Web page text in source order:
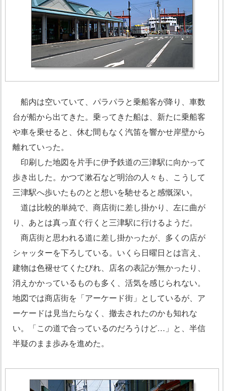
船内は空いていて、パラパラと乗船客が降り、車数
台が船から出てきた。乗ってきた船は、新たに乗船客
や車を乗せると、休む間もなく汽笛を響かせ岸壁から
離れていった。
印刷した地図を片手に伊予鉄道の三津駅に向かって
歩き出した。かつて漱石など明治の人々も、こうして
三津駅へ歩いたものとと想いを馳せると感慨深い。
道は比較的単純で、商店街に差し掛かり、左に曲が
り、あとは真っ直ぐ行くと三津駅に行けるようだ。
商店街と思われる道に差し掛かったが、多くの店が
シャッターを下ろしている。いくら日曜日とは言え、
建物は色褪せてくたびれ、店名の表記が無かったり、
消えかかっているものも多く、活気を感じられない。
地図では商店街を「アーケード街」としているが、ア
ーケードは見当たらなく、撤去されたのかも知れな
い。「この道で合っているのだろうけど…」と、半信
半疑のまま歩みを進めた。